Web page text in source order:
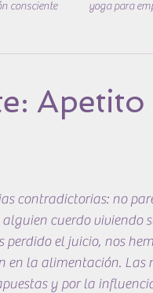
consciente yoga para
Apetito
contradictorias: no
alguien cuerdo viviendo
el juicio, nos
en la alimentación.
y por la